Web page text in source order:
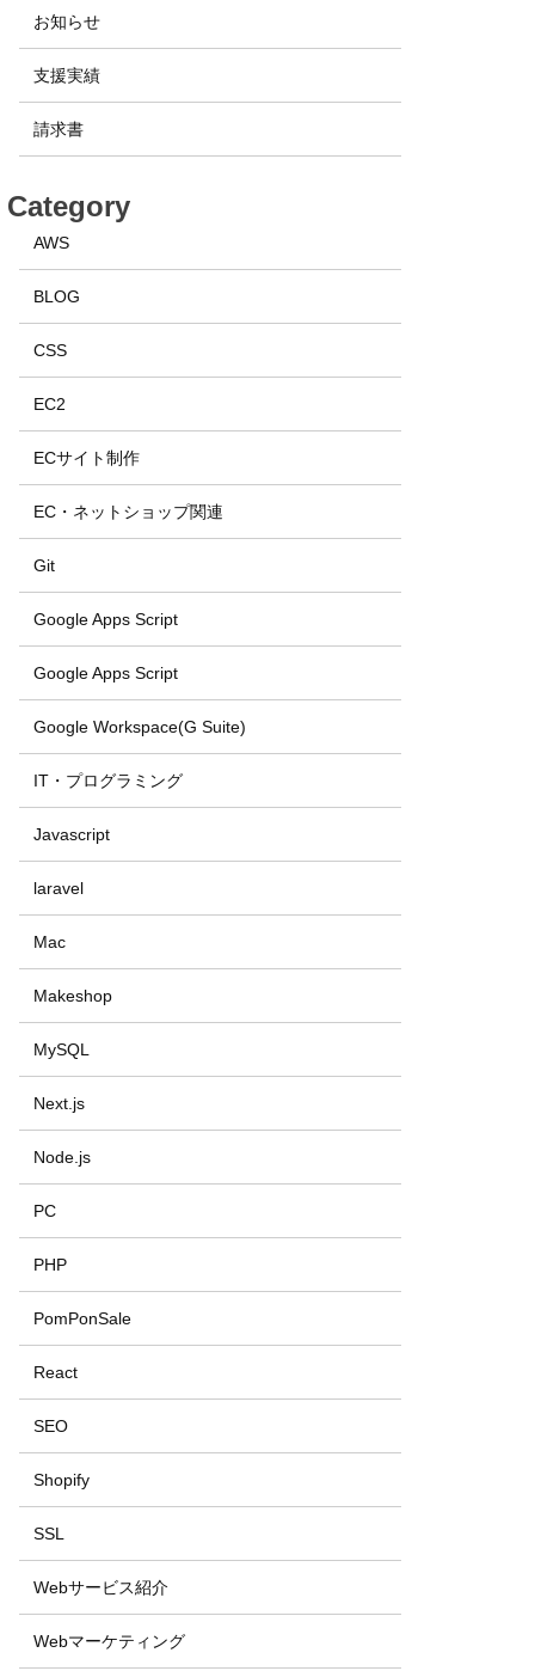
お知らせ
支援実績
請求書
Category
AWS
BLOG
CSS
EC2
ECサイト制作
EC・ネットショップ関連
Git
Google Apps Script
Google Apps Script
Google Workspace(G Suite)
IT・プログラミング
Javascript
laravel
Mac
Makeshop
MySQL
Next.js
Node.js
PC
PHP
PomPonSale
React
SEO
Shopify
SSL
Webサービス紹介
Webマーケティング